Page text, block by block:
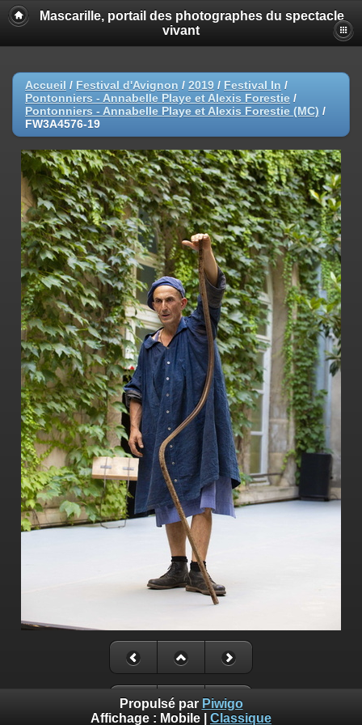
Mascarille, portail des photographes du spectacle
vivant
Accueil / Festival d'Avignon / 2019 / Festival In /
Pontonniers - Annabelle Playe et Alexis Forestie /
Pontonniers - Annabelle Playe et Alexis Forestie (MC) /
FW3A4576-19
Propulsé par Piwigo
Affichage : Mobile Classique